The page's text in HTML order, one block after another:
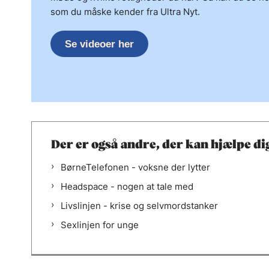
som du måske kender fra Ultra Nyt.
Se videoer her
Der er også andre, der kan hjælpe
BørneTelefonen - voksne der lytter
Headspace - nogen at tale med
Livslinjen - krise og selvmordstanker
Sexlinjen for unge